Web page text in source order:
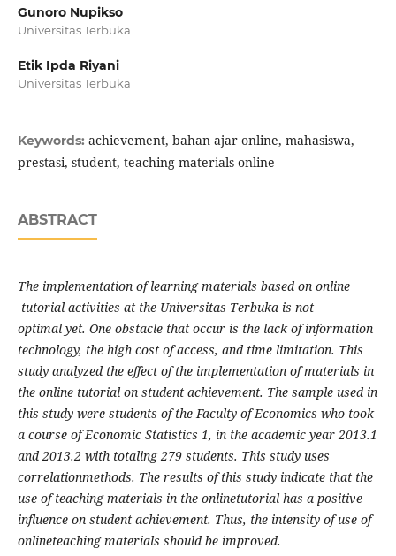
Gunoro Nupikso
Universitas Terbuka
Etik Ipda Riyani
Universitas Terbuka
Keywords: achievement, bahan ajar online, mahasiswa,
prestasi, student, teaching materials online
ABSTRACT
The implementation oflearning materials based on online
tutorial activities at the Universitas Terbuka is not
optimal yet. Oneobstacle that occur is the lack of information
technology, the high cost of access, and time limitation. This
study analyzed the effect of the implementation of materials in
the online tutorialon student achievement. The sample used in
this study were students of the Faculty of Economics who took
a course of Economic Statistics 1, in the academic year 2013.1
and 2013.2 with totaling 279 students. This study uses
correlationmethods. The results of this study indicate that the
use of teaching materials in the onlinetutorialhas a positive
influence on student achievement. Thus, the intensity of use of
onlineteaching materials should be improved.